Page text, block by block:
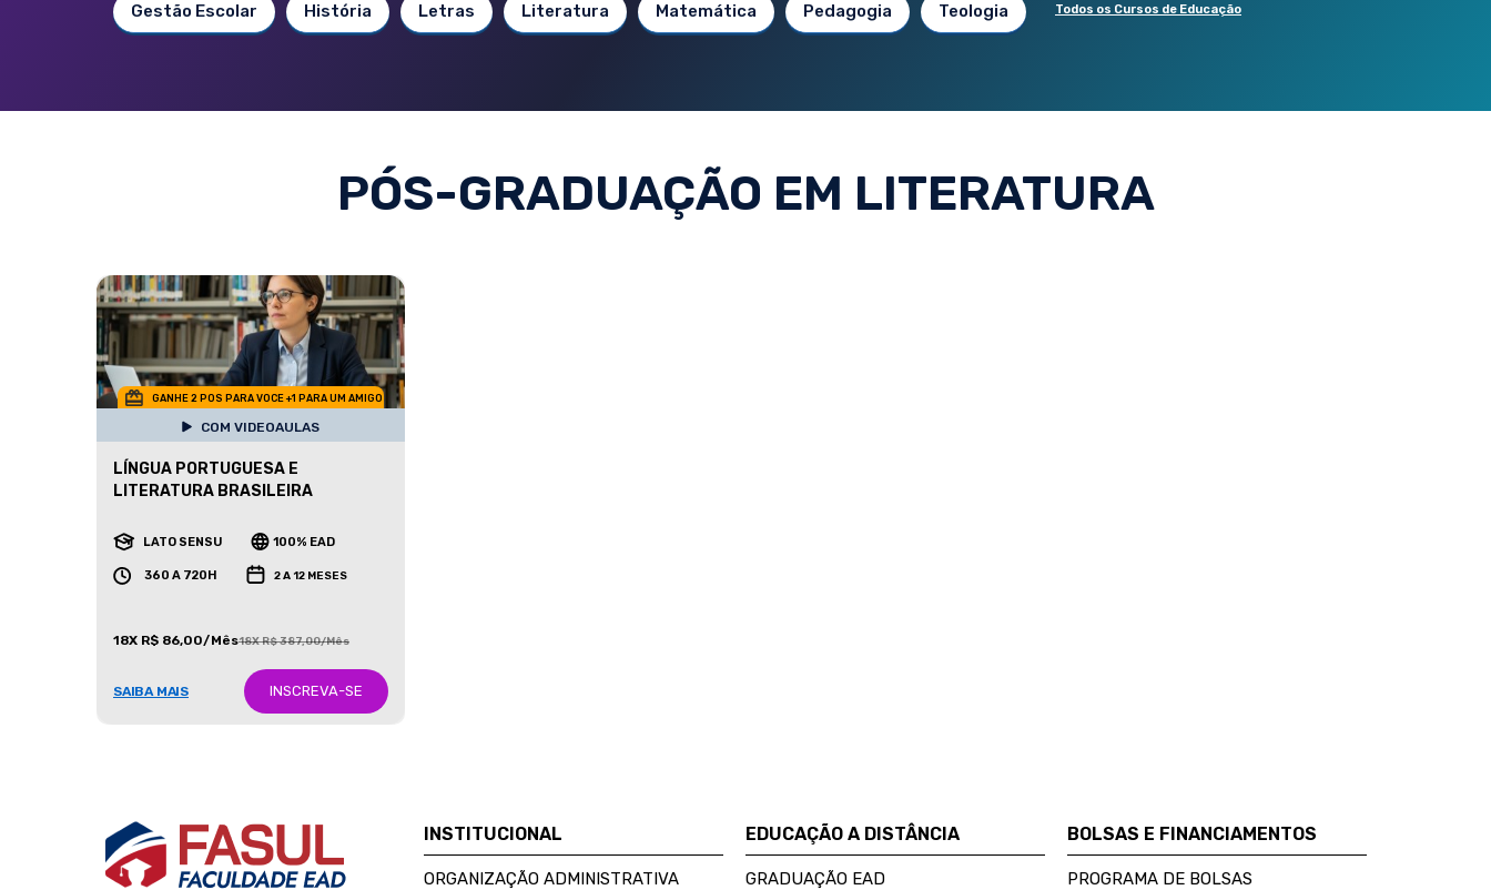
Gestão Escolar História Letras Literatura Matemática Pedagogia Teologia Todos os Cursos de Educação
PÓS-GRADUAÇÃO EM LITERATURA
GANHE 2 POS PARA VOCE +1 PARA UM AMIGO
COM VIDEOAULAS
LÍNGUA PORTUGUESA E
LITERATURA BRASILEIRA
LATO SENSU 100% EAD
360 A 720H 2 A 12 MESES
18X R$ 86,00/Mês18X R$ 387,00/Mês
SAIBA MAIS INSCREVA-SE
INSTITUCIONAL
ORGANIZAÇÃO ADMINISTRATIVA
EDUCAÇÃO A DISTÂNCIA
GRADUAÇÃO EAD
BOLSAS E FINANCIAMENTOS
PROGRAMA DE BOLSAS